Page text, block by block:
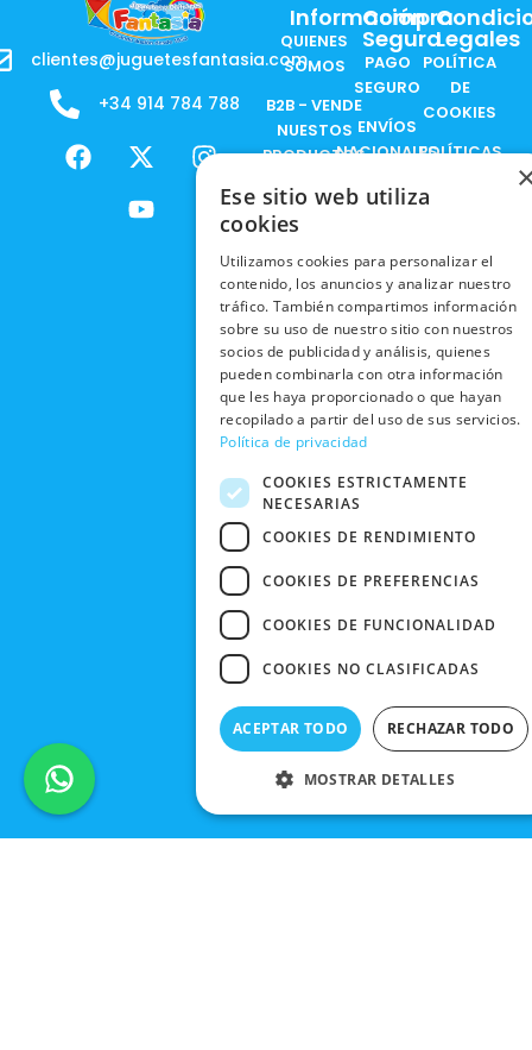
clientes@juguetesfantasia.com
+34 914 784 788
F
a
X
-
t
w
I
n
m
Y
o
u
t
Información
QUIENES
SOMOS
B2B - VENDE
NUESTOS
PRODUCTOS
RESPONSABILIDAD
SOCIAL
TRABAJA
CON
NOSOTROS
NUESTRAS
TIENDAS
BLACK
FRIDAY
CONTACTO
Compra
Segura
PAGO
SEGURO
ENVÍOS
NACIONALES
ENVÍOS
RECOGIDA
EN TIENDA
DEVOLUCIONES
Y CAMBIOS
CANCELAR
PEDIDO
Legales
POLÍTICA
DE
COOKIES
POLÍTICAS
PRIVACIDAD
POLÍTICA DE
PRIVACIDAD
CONDICIONES
DE COMPRA
Ese sitio web utiliza
cookies
Utilizamos cookies para personalizar el
contenido, los anuncios y analizar nuestro
tráfico. También compartimos información
sobre su uso de nuestro sitio con nuestros
socios de publicidad y análisis, quienes
pueden combinarla con otra información
que les haya proporcionado o que hayan
recopilado a partir del uso de sus servicios.
Política de privacidad
COOKIES ESTRICTAMENTE
NECESARIAS
COOKIES DE RENDIMIENTO
COOKIES DE PREFERENCIAS
COOKIES DE FUNCIONALIDAD
COOKIES NO CLASIFICADAS
ACEPTAR TODO RECHAZAR TODO
MOSTRAR DETALLES